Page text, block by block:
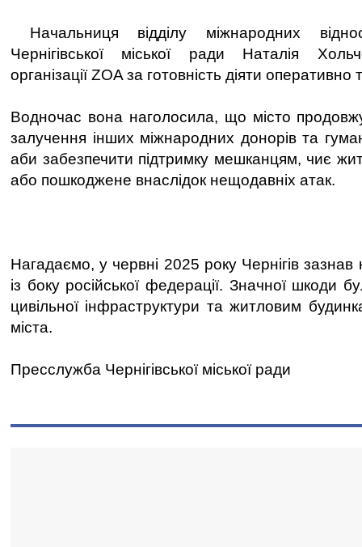
Начальниця відділу міжнародних
Чернігівської міської ради Наталія
організації ZOA за готовність діяти
Водночас вона наголосила, що місто
залучення інших міжнародних донорів та
аби забезпечити підтримку мешканцям, чиє
або пошкоджене внаслідок нещодавніх атак.
Нагадаємо, у червні 2025 року Чернігів зазнав
із боку російської федерації. Значної шкоди
цивільної інфраструктури та житловим
міста.
Пресслужба Чернігівської міської ради